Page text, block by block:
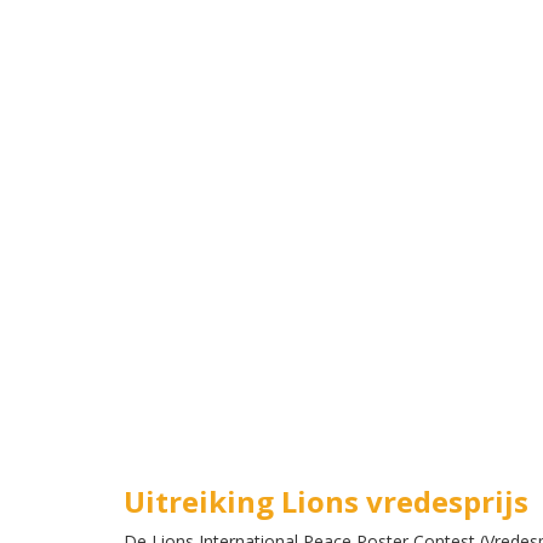
Uitreiking Lions vredesprijs